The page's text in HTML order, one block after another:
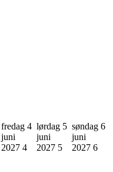
fredag 4
juni
2027 4
lørdag 5
juni
2027 5
søndag 6
juni
2027 6